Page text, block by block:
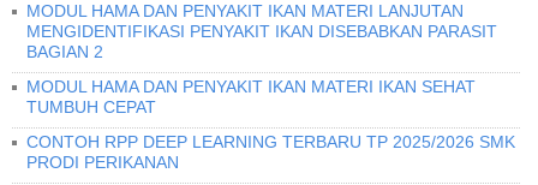
MODUL HAMA DAN PENYAKIT IKAN MATERI LANJUTAN
MENGIDENTIFIKASI PENYAKIT IKAN DISEBABKAN PARASIT
BAGIAN 2
MODUL HAMA DAN PENYAKIT IKAN MATERI IKAN SEHAT
TUMBUH CEPAT
CONTOH RPP DEEP LEARNING TERBARU TP 2025/2026 SMK
PRODI PERIKANAN